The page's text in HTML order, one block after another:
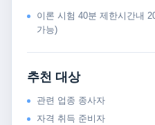
이론 시험 40분 제한시간내
가능)
추천 대상
관련 업종 종사자
자격 취득 준비자